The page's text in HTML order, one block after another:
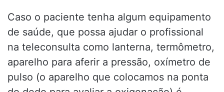
Caso o paciente tenha algum equipamento
de saúde, que possa ajudar o profissional
na teleconsulta como lanterna, termômetro,
aparelho para aferir a pressão, oxímetro de
pulso (o aparelho que colocamos na ponta